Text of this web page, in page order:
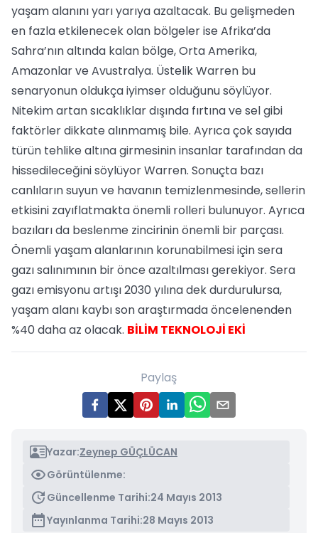
yaşam alanını yarı yarıya azaltacak. Bu gelişmeden
en fazla etkilenecek olan bölgeler ise Afrika’da
Sahra’nın altında kalan bölge, Orta Amerika,
Amazonlar ve Avustralya. Üstelik Warren bu
senaryonun oldukça iyimser olduğunu söylüyor.
Nitekim artan sıcaklıklar dışında fırtına ve sel gibi
faktörler dikkate alınmamış bile. Ayrıca çok sayıda
türün tehlike altına girmesinin insanlar tarafından da
hissedileceğini söylüyor Warren. Sonuçta bazı
canlıların suyun ve havanın temizlenmesinde, sellerin
etkisini zayıflatmakta önemli rolleri bulunuyor. Ayrıca
bazıları da beslenme zincirinin önemli bir parçası.
Önemli yaşam alanlarının korunabilmesi için sera
gazı salınımının bir önce azaltılması gerekiyor. Sera
gazı emisyonu artışı 2030 yılına dek durdurulursa,
yaşam alanı kaybı son araştırmada öncelenenden
%40 daha az olacak. BİLİM TEKNOLOJİ EKİ
Paylaş
Yazar:Zeynep GÜÇLÜCAN
Görüntülenme:
Güncellenme Tarihi:24 Mayıs 2013
Yayınlanma Tarihi:28 Mayıs 2013